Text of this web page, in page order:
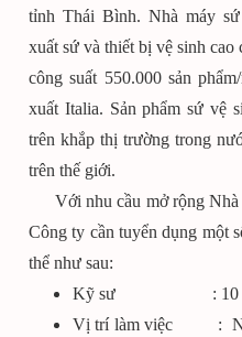
tỉnh Thái Bình. Nhà máy
xuất sứ và thiết bị vệ sinh cao
công suất 550.000 sản
xuất Italia. Sản phẩm sứ vệ
trên khắp thị trường trong
trên thế giới.
Với nhu cầu mở rộng Nhà
Công ty cần tuyển dụng một
thể như sau:
Kỹ sư : 10
Vị trí làm việc :